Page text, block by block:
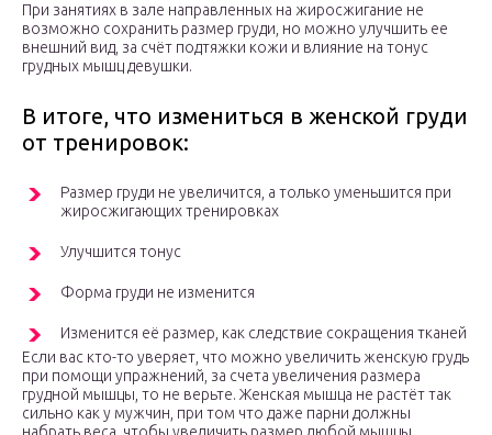
При занятиях в зале направленных на жиросжигание не
возможно сохранить размер груди, но можно улучшить ее
внешний вид, за счёт подтяжки кожи и влияние на тонус
грудных мышц девушки.
В итоге, что измениться в женской груди
от тренировок:
Размер груди не увеличится, а только уменьшится при
жиросжигающих тренировках
Улучшится тонус
Форма груди не изменится
Изменится её размер, как следствие сокращения тканей
Если вас кто-то уверяет, что можно увеличить женскую грудь
при помощи упражнений, за счета увеличения размера
грудной мышцы, то не верьте. Женская мышца не растёт так
сильно как у мужчин, при том что даже парни должны